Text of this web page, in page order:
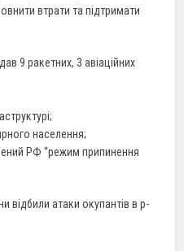
втрати та підтримати
9 ракетних, 3 авіаційних
населення;
РФ “режим припинення
відбили атаки окупантів в р-